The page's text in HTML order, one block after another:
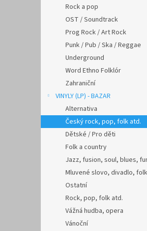
Rock a pop
OST / Soundtrack
Prog Rock / Art Rock
Punk / Pub / Ska / Reggae
Underground
Word Ethno Folklór
Zahraniční
VINYLY (LP) - BAZAR
Alternativa
Český rock, pop, folk atd.
Dětské / Pro děti
Folk a country
Jazz, fusion, soul, blues,
Mluvené slovo, divadlo,
Ostatní
Rock, pop, folk atd.
Vážná hudba, opera
Vánoční